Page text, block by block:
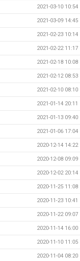
2021-03-10 10:54
2021-03-09 14:45
2021-02-23 10:14
2021-02-22 11:17
2021-02-18 10:08
2021-02-12 08:53
2021-02-10 08:10
2021-01-14 20:11
2021-01-13 09:40
2021-01-06 17:04
2020-12-14 14:22
2020-12-08 09:09
2020-12-02 20:14
2020-11-25 11:08
2020-11-23 10:41
2020-11-22 09:07
2020-11-14 16:00
2020-11-10 11:05
2020-11-04 08:20